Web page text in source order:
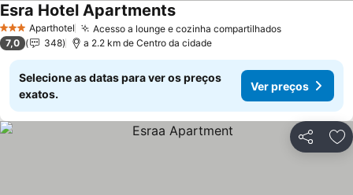
3 EstrelasAparthotel Acesso a lounge e cozinha compartilhadosVer preços
Esra Hotel ApartmentsVer preços
7,0 348 a 2.2 km de Centro da cidade
Selecione as datas para ver os preços
exatos.
Ver preços
Partilhar